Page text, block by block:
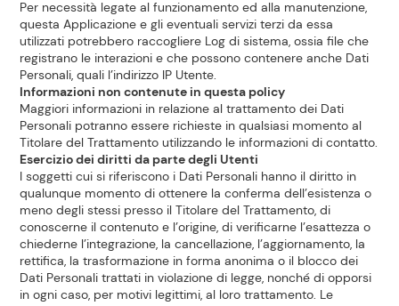
Per necessità legate al funzionamento ed alla manutenzione,
questa Applicazione e gli eventuali servizi terzi da essa
utilizzati potrebbero raccogliere Log di sistema, ossia file che
registrano le interazioni e che possono contenere anche Dati
Personali, quali l’indirizzo IP Utente.
Informazioni non contenute in questa policy
Maggiori informazioni in relazione al trattamento dei Dati
Personali potranno essere richieste in qualsiasi momento al
Titolare del Trattamento utilizzando le informazioni di contatto.
Esercizio dei diritti da parte degli Utenti
I soggetti cui si riferiscono i Dati Personali hanno il diritto in
qualunque momento di ottenere la conferma dell’esistenza o
meno degli stessi presso il Titolare del Trattamento, di
conoscerne il contenuto e l’origine, di verificarne l’esattezza o
chiederne l’integrazione, la cancellazione, l’aggiornamento, la
rettifica, la trasformazione in forma anonima o il blocco dei
Dati Personali trattati in violazione di legge, nonché di opporsi
in ogni caso, per motivi legittimi, al loro trattamento. Le